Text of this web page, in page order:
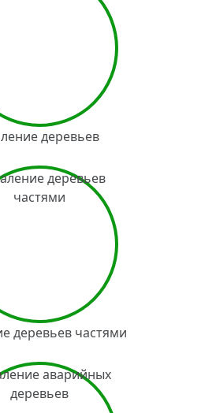
деревьев
деревьев частями